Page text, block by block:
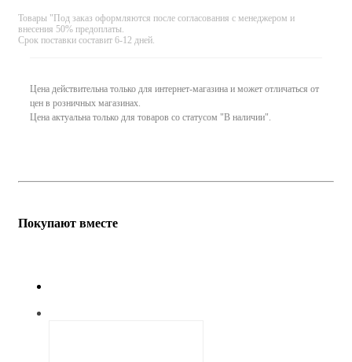
Товары "Под заказ оформляются после согласования с менеджером и
внесения 50% предоплаты.
Срок поставки составит 6-12 дней.
Цена действительна только для интернет-магазина и может отличаться от
цен в розничных магазинах.
Цена актуальна только для товаров со статусом "В наличии".
Покупают вместе